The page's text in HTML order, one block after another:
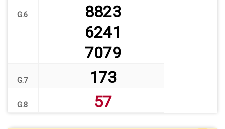
G.6
8823
6241
7079
G.7 173
G.8 57